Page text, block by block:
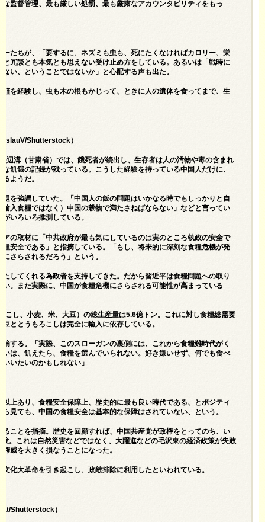
監督管理、最も厳しい処罰、最も厳粛なアカウンタビリティをもっ
たちが、「要するに、ネズミも虫も、死にたくなければカロリー、栄
冗談とも本気とも思えない受け止め方をしている。あるいは「戦時に
い、ということではないか」と心配する声も出た。
を経験し、虫も木の根もかじって、ときに人の遺体を食ってまで、生
Shutterstock）
辺溝（甘粛省）では、餓死者が続出し、生存者は人の汚物や毒の含まれ
飢餓の記録が残っている。こうした経験を持っている中国人だけに、
ようだ。
を強調していた。「中国人の飯の問題はいかなる時でもしっかりと自
入食糧ではなく）中国の穀物で満たさねばならない」などと言ってい
いろいろ推測している。
の取材に「中共政府が最も気にしているのは実のところ執政の安全で
安全である」と指摘している。「もし、将来的に深刻な食糧危機が発
さらされるだろう」という。
してくれる為政者を支持してきた。だから習近平は食糧問題への取り
。また実際に、中国が食糧危機にさらされる可能性が高まっている
し、小麦、米、大豆）の総生産量は5.6億トン。これに対し食糧総需要
ととうもろこしは完全に輸入に依存している。
する。「実際、このスローガンの裏側には、これから食糧難時代がく
は、飢えたら、食糧を選んでいられない。好き嫌いせず、何でも食べ
いたいのかもしれない」
上あり、食糧安全保障上、歴史的に最も良い時代である、とポジティ
見ても、中国の食糧安全は基本的な保障はされていない、という。
ことを指摘。歴史を回顧すれば、中国共産党が政権をとってのち、い
。これは自然災害などではなく、大躍進などの毛沢東の経済政策が失敗
威を大きく損なうことになった。
化大革命を引き起こし、政敵排除に利用したといわれている。
Shutterstock）